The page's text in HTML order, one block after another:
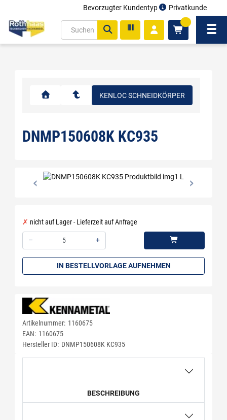
Bevorzugter Kundentyp Privatkunde
KENLOC SCHNEIDKÖRPER
DNMP150608K KC935
nicht auf Lager - Lieferzeit auf Anfrage
–
+
IN BESTELLVORLAGE AUFNEHMEN
Artikelnummer: 1160675
EAN: 1160675
Hersteller ID: DNMP150608K KC935
BESCHREIBUNG